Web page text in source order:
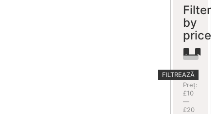
Filter
by
price
Preț
minim
Preț
maxim
FILTREAZĂ
Preț:
£10
—
£20